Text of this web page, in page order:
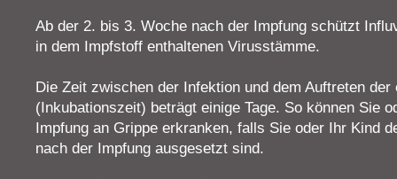
Ab der 2. bis 3. Woche nach der Impfung schützt
in dem Impfstoff enthaltenen Virusstämme.
Die Zeit zwischen der Infektion und dem Auftreten
(Inkubationszeit) beträgt einige Tage. So können Sie
Impfung an Grippe erkranken, falls Sie oder Ihr Kind
nach der Impfung ausgesetzt sind.